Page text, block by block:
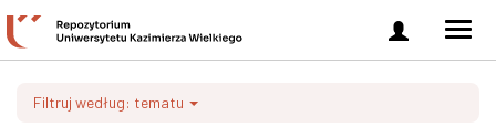
Zaloguj
się
Filtruj według: tematu